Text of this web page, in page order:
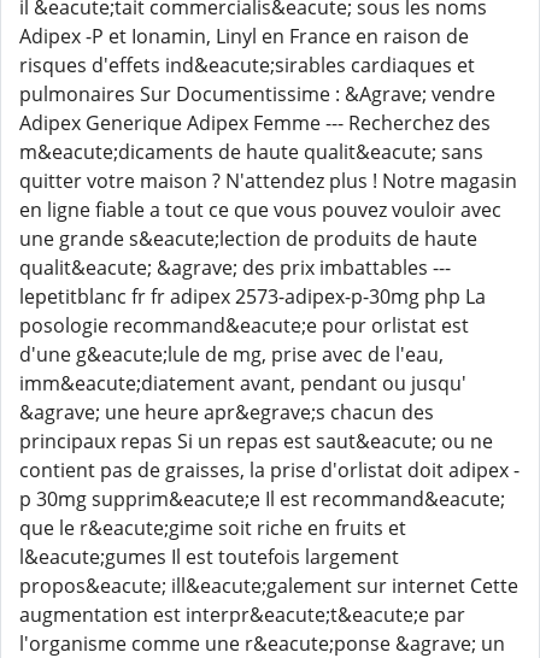
il &eacute;tait commercialis&eacute; sous les noms
Adipex -P et Ionamin, Linyl en France en raison de
risques d'effets ind&eacute;sirables cardiaques et
pulmonaires Sur Documentissime : &Agrave; vendre
Adipex Generique Adipex Femme --- Recherchez des
m&eacute;dicaments de haute qualit&eacute; sans
quitter votre maison ? N'attendez plus ! Notre magasin
en ligne fiable a tout ce que vous pouvez vouloir avec
une grande s&eacute;lection de produits de haute
qualit&eacute; &agrave; des prix imbattables ---
lepetitblanc fr fr adipex 2573-adipex-p-30mg php La
posologie recommand&eacute;e pour orlistat est
d'une g&eacute;lule de mg, prise avec de l'eau,
imm&eacute;diatement avant, pendant ou jusqu'
&agrave; une heure apr&egrave;s chacun des
principaux repas Si un repas est saut&eacute; ou ne
contient pas de graisses, la prise d'orlistat doit adipex -
p 30mg supprim&eacute;e Il est recommand&eacute;
que le r&eacute;gime soit riche en fruits et
l&eacute;gumes Il est toutefois largement
propos&eacute; ill&eacute;galement sur internet Cette
augmentation est interpr&eacute;t&eacute;e par
l'organisme comme une r&eacute;ponse &agrave; un